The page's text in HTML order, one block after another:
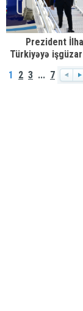
Prezident
Türkiyəyə
1 2 3 ... 7